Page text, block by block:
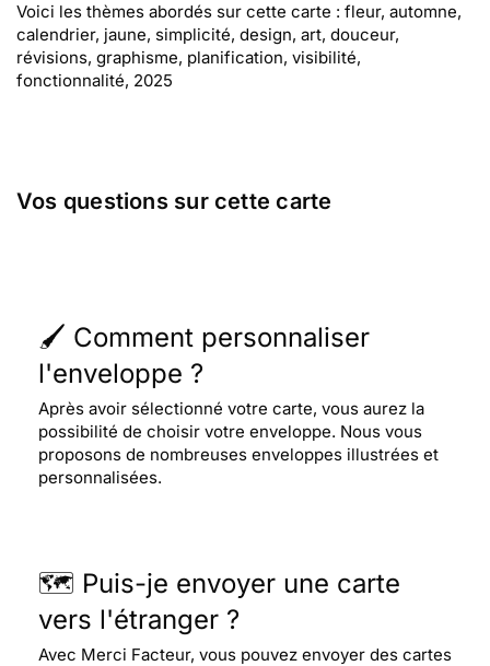
Voici les thèmes abordés sur cette carte : fleur, automne,
calendrier, jaune, simplicité, design, art, douceur,
révisions, graphisme, planification, visibilité,
fonctionnalité, 2025
Vos questions sur cette carte
🖌️ Comment personnaliser
l'enveloppe ?
Après avoir sélectionné votre carte, vous aurez la
possibilité de choisir votre enveloppe. Nous vous
proposons de nombreuses enveloppes illustrées et
personnalisées.
🗺️ Puis-je envoyer une carte
vers l'étranger ?
Avec Merci Facteur, vous pouvez envoyer des cartes